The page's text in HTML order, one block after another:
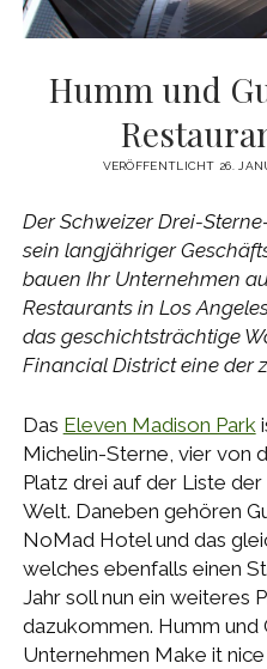
Humm und
VERÖFFENTLICHT 26.
Der Schweizer Drei-
sein langjähriger
bauen Ihr Unternehmen
Restaurants in Los
das geschichtsträchtige
Financial District eine der
Das Eleven Madison Park
Michelin-Sterne, vier von
Platz drei auf der Liste
Welt. Daneben gehören
NoMad Hotel und das
welches ebenfalls einen
Jahr soll nun ein weiteres
dazukommen. Humm und
Unternehmen Make it